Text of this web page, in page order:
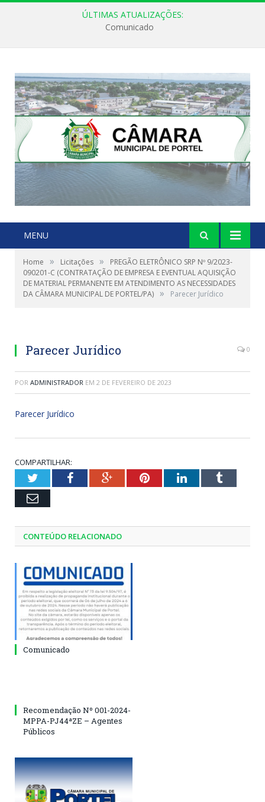
ÚLTIMAS ATUALIZAÇÕES:
Comunicado
MENU
Home » Licitações »
PREGÃO ELETRÔNICO SRP Nº 9/2023-
090201-C (CONTRATAÇÃO DE EMPRESA E EVENTUAL AQUISIÇÃO
DE MATERIAL PERMANENTE EM ATENDIMENTO AS NECESSIDADES
DA CÂMARA MUNICIPAL DE PORTEL/PA) » Parecer Jurídico
Parecer Jurídico 0
POR ADMINISTRADOR EM 2 DE FEVEREIRO DE 2023
Parecer Jurídico
COMPARTILHAR:
TwitterFacebookGoogle+PinterestLinkedInTumblr
Email
CONTEÚDO RELACIONADO
Comunicado
Recomendação Nº 001-2024-
MPPA-PJ44ªZE – Agentes
Públicos